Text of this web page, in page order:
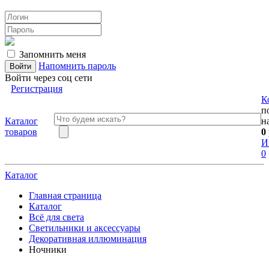
Запомнить меня
Напомнить пароль
Войти через соц сети
Регистрация
Каталог
товаров
0
0
Каталог
Главная страница
Каталог
Всё для света
Светильники и аксессуары
Декоративная иллюминация
Ночники